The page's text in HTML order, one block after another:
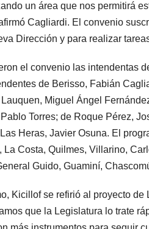
un área que nos permitirá
Cagliardi. El convenio
Dirección y para realizar
el convenio las intendentas
de Berisso, Fabián
Miguel Ángel
Torres; de Roque Pérez,
Heras, Javier Osuna. El
La Costa, Quilmes, Villarino,
Guido, Guaminí,
Kicillof se refirió al proyecto
que la Legislatura lo trate